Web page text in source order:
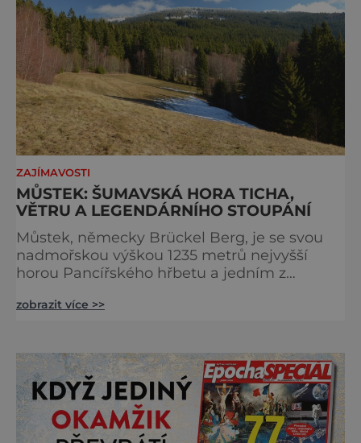
ZAJÍMAVOSTI
MŮSTEK: ŠUMAVSKÁ HORA TICHA,
VĚTRU A LEGENDÁRNÍHO STOUPÁNÍ
Můstek, německy Brückel Berg, je se svou
nadmořskou výškou 1235 metrů nejvyšší
horou Pancířského hřbetu a jedním z
Šumavy. Přestože nestojí v centru hlavních
Můstek si dodnes uchovává syrový horský
charakter, klid a zvláštní atmosféru
šumavských hřebenů, kde se střídá hustý les
zobrazit více >>